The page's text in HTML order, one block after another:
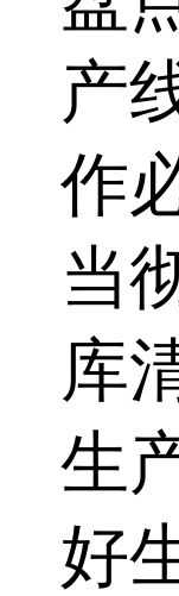
产
作
当
库
生
好